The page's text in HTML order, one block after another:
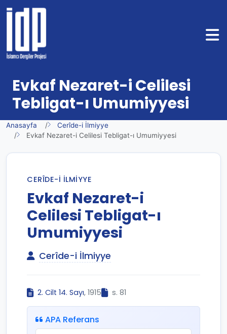
Evkaf Nezaret-i Celilesi
Tebligat-ı Umumiyyesi
Anasayfa
Cerîde-i İlmiyye
Evkaf Nezaret-i Celilesi Tebligat-ı Umumiyyesi
CERÎDE-I İLMIYYE
Evkaf Nezaret-i
Celilesi Tebligat-ı
Umumiyyesi
Cerîde-i İlmiyye
2. Cilt 14. Sayı, 1915 s. 81
APA Referans